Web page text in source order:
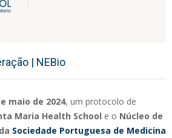
| NEBio
maio de 2024, um protocolo de
Maria Health School e o Núcleo de
Sociedade Portuguesa de Medicina